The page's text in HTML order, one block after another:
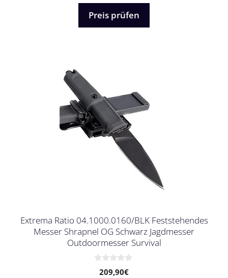
n
5
Preis prüfen
Extrema Ratio 04.1000.0160/BLK Feststehendes
Messer Shrapnel OG Schwarz Jagdmesser
Outdoormesser Survival
209,90€